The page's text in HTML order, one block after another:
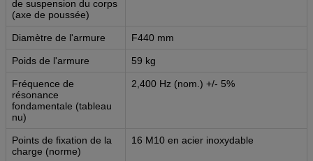
de suspension du corps
(axe de poussée)
Diamètre de l'armure F440 mm
Poids de l'armure 59 kg
Fréquence de
résonance
fondamentale (tableau
nu)
2,400 Hz (nom.) +/- 5%
Points de fixation de la
charge (norme)
16 M10 en acier inoxydable